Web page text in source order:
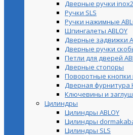
Дверные ручки
Ручки SLS
Ручки нажимные
Шпингалеты ABLOY
Дверные задвижки
Дверные ручки
Петли для дверей
Дверные стопоры
Поворотные кнопки
Дверная фурнитура
Ключевины и
Цилиндры
Цилиндры ABLOY
Цилиндры
Цилиндры SLS